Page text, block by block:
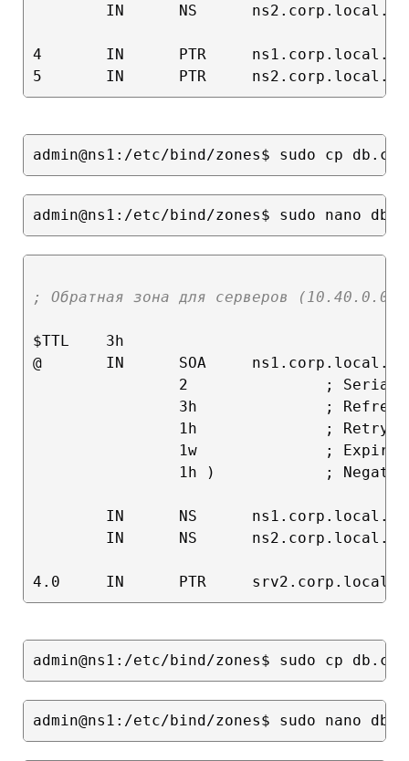
        IN      NS      ns2.corp.local.
4       IN      PTR     ns1.corp.local.
; Обратная зона для серверов (10.40.0.0/
$TTL    3h
@       IN      SOA     ns1.corp.local.
                2               ; Serial
                3h              ; Refresh
                1h              ; Retry
                1w              ; Expire
1h )            ;
        IN      NS      ns1.corp.local.
        IN      NS      ns2.corp.local.